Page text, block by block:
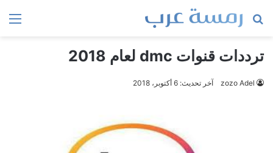
بحث
ترددات قنوات dmc لعام 2018
zozo Adel آخر تحديث: 6 أكتوبر، 2018